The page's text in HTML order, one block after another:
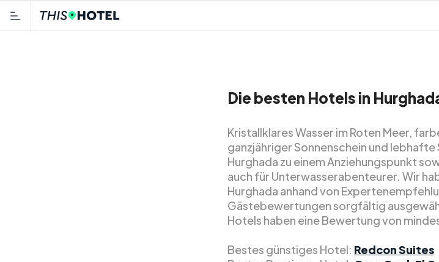
Die besten Hotels in
Kristallklares Wasser im Roten Meer,
ganzjähriger Sonnenschein und
Hurghada zu einem Anziehungspunkt
auch für Unterwasserabenteurer. Wir
Hurghada anhand von
Gästebewertungen sorgfältig
Hotels haben eine Bewertung von
Bestes günstiges Hotel: Redcon Suites